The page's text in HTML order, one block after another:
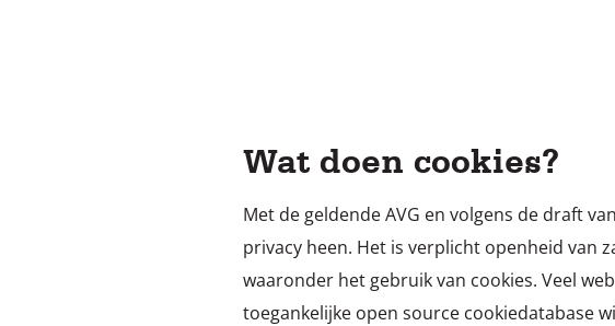
Wat doen cookies?
Met de geldende AVG en volgens de draft
privacy heen. Het is verplicht openheid van
waaronder het gebruik van cookies. Veel
toegankelijke open source cookiedatabase